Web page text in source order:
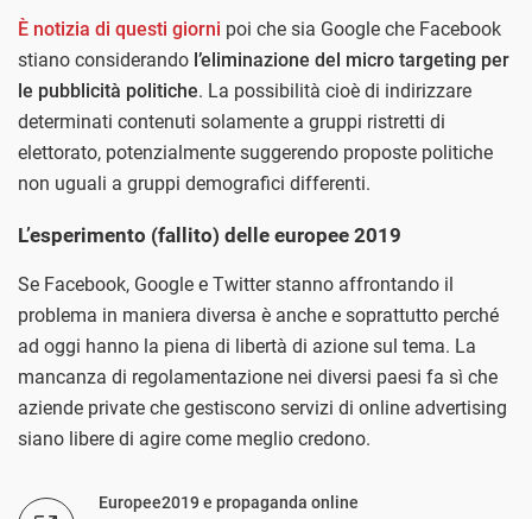
È notizia di questi giorni poi che sia Google che Facebook
stiano considerando l’eliminazione del micro targeting per
le pubblicità politiche. La possibilità cioè di indirizzare
determinati contenuti solamente a gruppi ristretti di
elettorato, potenzialmente suggerendo proposte politiche
non uguali a gruppi demografici differenti.
L’esperimento (fallito) delle europee 2019
Se Facebook, Google e Twitter stanno affrontando il
problema in maniera diversa è anche e soprattutto perché
ad oggi hanno la piena di libertà di azione sul tema. La
mancanza di regolamentazione nei diversi paesi fa sì che
aziende private che gestiscono servizi di online advertising
siano libere di agire come meglio credono.
Europee2019 e propaganda online